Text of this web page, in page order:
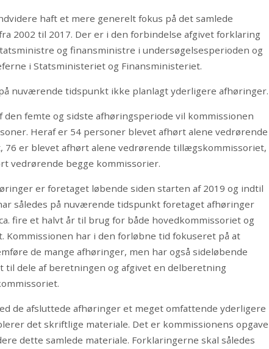
haft et mere generelt fokus på det samlede
2002 til 2017. Der er i den forbindelse afgivet forklaring
og finansministre i undersøgelsesperioden og
i Statsministeriet og Finansministeriet.
nuværende tidspunkt ikke planlagt yderligere afhøringer.
den femte og sidste afhøringsperiode vil kommissionen
Heraf er 54 personer blevet afhørt alene vedrørende
76 er blevet afhørt alene vedrørende tillægskommissoriet,
vedrørende begge kommissorier.
er foretaget løbende siden starten af 2019 og indtil
således på nuværende tidspunkt foretaget afhøringer
fire et halvt år til brug for både hovedkommissoriet og
Kommissionen har i den forløbne tid fokuseret på at
de mange afhøringer, men har også sideløbende
til dele af beretningen og afgivet en delberetning
de afsluttede afhøringer et meget omfattende yderligere
det skriftlige materiale. Det er kommissionens opgave
dette samlede materiale. Forklaringerne skal således